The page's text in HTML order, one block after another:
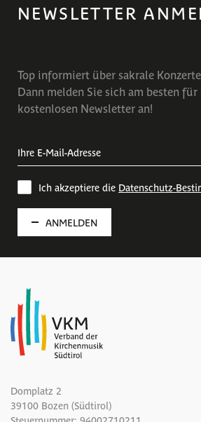
NEWSLETTER
Top informiert über sakrale
Dann melden Sie sich am besten für
kostenlosen Newsletter an!
Ich akzeptiere die Datenschutz-
ANMELDEN
Domplatz 2
39100 Bozen (Südtirol)